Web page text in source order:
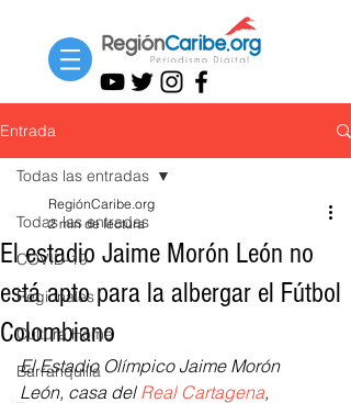
Entrada
Todas las entradas
COVID-19
Regionales
Cultura Home
Barranquilla
Todas las entradas
El estadio Jaime Morón León no
está apto para la albergar el Fútbol
Colombiano
RegiónCaribe.org
2 min de lectura
El Estadio Olímpico Jaime Morón
León, casa del Real Cartagena,